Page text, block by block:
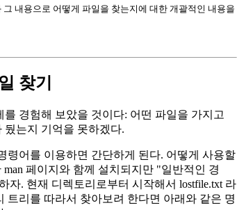
그 내용으로 어떻게 파일을 찾는지에 대한 개괄적인 내용을
찾기
를 경험해 보았을 것이다: 어떤 파일을 가지고
뒀는지 기억을 못하겠다.
령어를 이용하면 간단하게 된다. 어떻게 사용할
man 페이지와 함께 설치되지만 "일반적인 경
자. 현재 디렉토리로부터 시작해서 lostfile.txt 라
트리를 따라서 찾아보려 한다면 아래와 같은 명